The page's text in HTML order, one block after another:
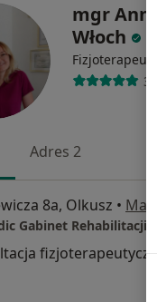
mgr
Włoch
Fizjoterapeuta
Adres 2
8a, Olkusz • Mapa
Gabinet Rehabilitacji
fizjoterapeutyczna